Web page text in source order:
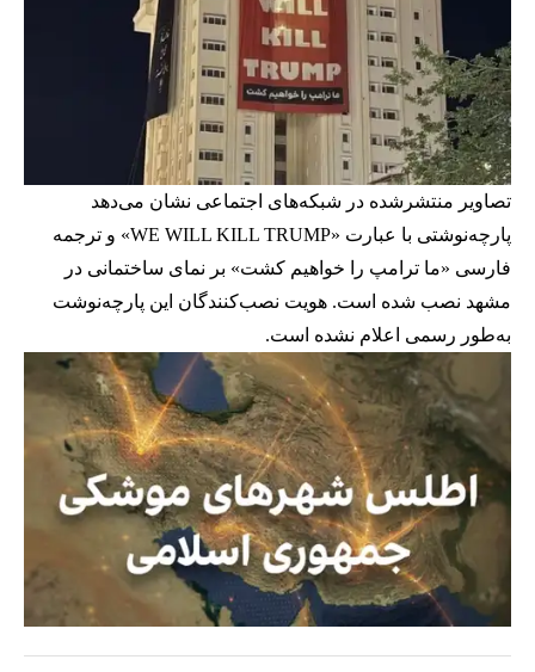
تصاویر منتشرشده در شبکه‌های اجتماعی نشان می‌دهد
پارچه‌نوشتی با عبارت «WE WILL KILL TRUMP» و ترجمه
فارسی «ما ترامپ را خواهیم کشت» بر نمای ساختمانی در
مشهد نصب شده است. هویت نصب‌کنندگان این پارچه‌نوشت
به‌طور رسمی اعلام نشده است.